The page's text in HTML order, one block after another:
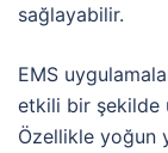
sağlayabilir.
EMS
etkili bir şekilde
Özellikle yoğun